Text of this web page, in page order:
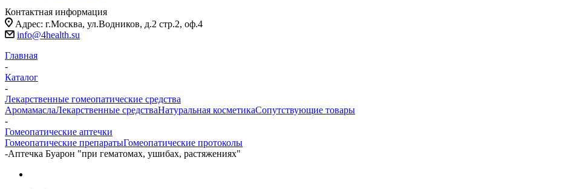
Контактная информация
Адрес: г.Москва, ул.Водников, д.2 стр.2, оф.4
info@4health.su
Главная
-
Каталог
-
Лекарственные гомеопатические средства
АромамаслаЛекарственные средстваНатуральная косметикаСопутствующие товары
-
Гомеопатические аптечки
Гомеопатические препаратыГомеопатические протоколы
-Аптечка Буарон "при гематомах, ушибах, растяжениях"